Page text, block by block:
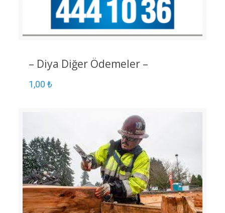
– Diya Diğer Ödemeler –
1,00 ₺